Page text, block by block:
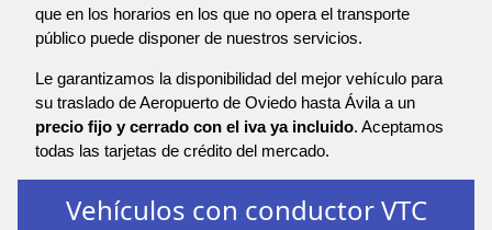
que en los horarios en los que no opera el transporte
público puede disponer de nuestros servicios.
Le garantizamos la disponibilidad del mejor vehículo para
su traslado de Aeropuerto de Oviedo hasta Ávila a un
precio fijo y cerrado con el iva ya incluido. Aceptamos
todas las tarjetas de crédito del mercado.
Vehículos con conductor VTC